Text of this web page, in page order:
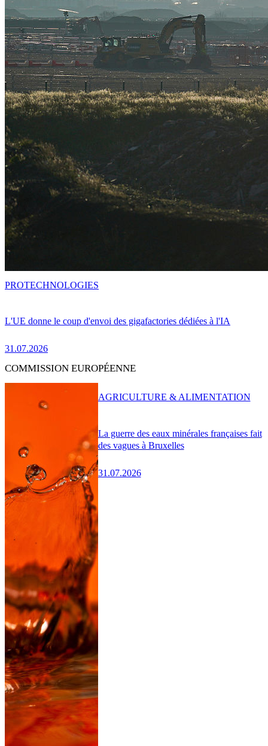
L'UE donne le coup d'envoi des gigafactories dédiées à l'IA
31.07.2026
PROTECHNOLOGIES
COMMISSION EUROPÉENNE
La guerre des eaux minérales françaises fait
des vagues à Bruxelles
31.07.2026
AGRICULTURE & ALIMENTATION